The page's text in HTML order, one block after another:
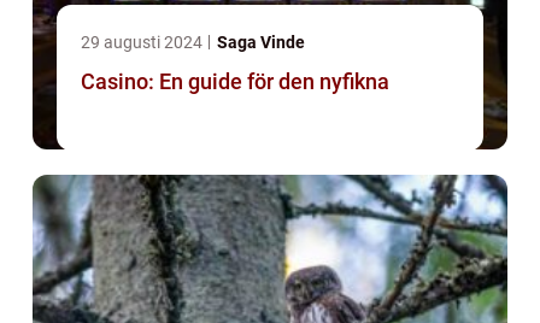
29 augusti 2024 Saga Vinde
Casino: En guide för den nyfikna